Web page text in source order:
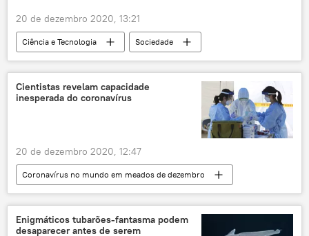
20 de dezembro 2020, 13:21
Ciência e Tecnologia
Sociedade
Notícias
animal extinto
réptil
espécies
mamíferos
expedição
pandemia
Cientistas revelam capacidade
inesperada do coronavírus
20 de dezembro 2020, 12:47
Coronavírus no mundo em meados de dezembro
Ciência e Tecnologia
Sociedade
Notícias
novo coronavírus
Enigmáticos tubarões-fantasma podem
desaparecer antes de serem